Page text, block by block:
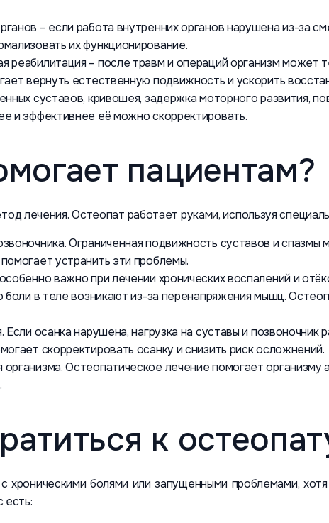
– если работа внутренних органов нарушена из-за
их функционирование.
реабилитация – после травм и операций организм может
вернуть естественную подвижность и ускорить
суставов, кривошея, задержка моторного развития,
и эффективнее её можно скорректировать.
пациентам?
лечения. Остеопат работает руками, используя
Ограниченная подвижность суставов и
устранить эти проблемы.
важно при лечении хронических воспалений и
в теле возникают из-за перенапряжения мышц.
осанка нарушена, нагрузка на суставы и позвоночник
скорректировать осанку и снизить риск осложнений.
Остеопатическое лечение помогает организму
к
хроническими болями или запущенными проблемами,
есть: